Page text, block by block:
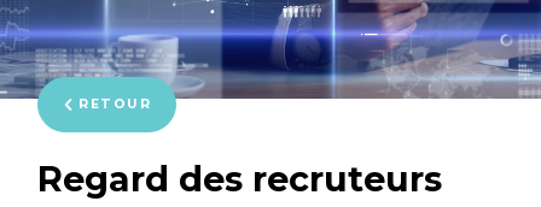
RETOUR
Regard des recruteurs